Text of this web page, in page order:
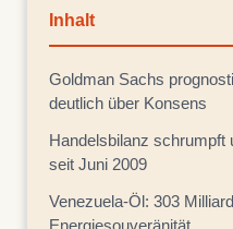
Inhalt
Goldman Sachs
deutlich über Konsens
Handelsbilanz schrumpft
seit Juni 2009
Venezuela-Öl: 303
Energiesouveränität